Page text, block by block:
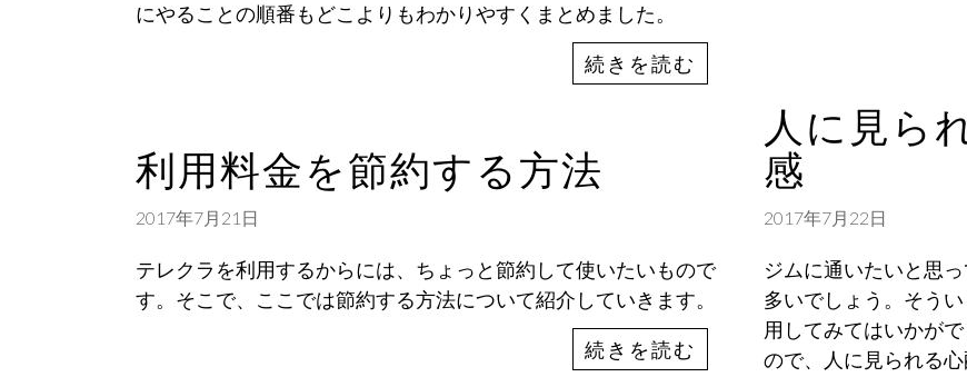
にやることの順番もどこよりもわかりやすくまとめました。
続きを読む
人に見ら
感
2017年7月22日
ジムに通いたいと思
多いでしょう。そう
用してみてはいかが
ので、人に見られる心
利用料金を節約する方法
2017年7月21日
テレクラを利用するからには、ちょっと節約して使いたいもので
す。そこで、ここでは節約する方法について紹介していきます。
続きを読む